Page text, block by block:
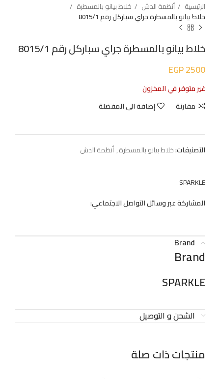
الرئيسية أنظمة الدش
خلاط بيانو بالمسطرة
خلاط بيانو بالمسطرة جراي سباركل رقم 8015/1
خلاط بيانو بالمسطرة جراي سباركل رقم 8015/1
EGP2500
غير متوفر في المخزون
مقارنة
إضافة الى المفضلة
التصنيفات:خلاط بيانو بالمسطرة,أنظمة الدش
SPARKLE
المشاركة عبر وسائل التواصل الاجتماعي:
Brand
Brand
SPARKLE
الشحن و التوصيل
منتجات ذات صلة